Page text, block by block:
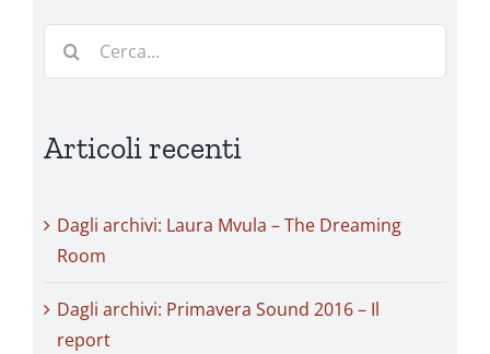
Cerca
Articoli recenti
Dagli archivi: Laura Mvula – The Dreaming
Room
Dagli archivi: Primavera Sound 2016 – Il
report